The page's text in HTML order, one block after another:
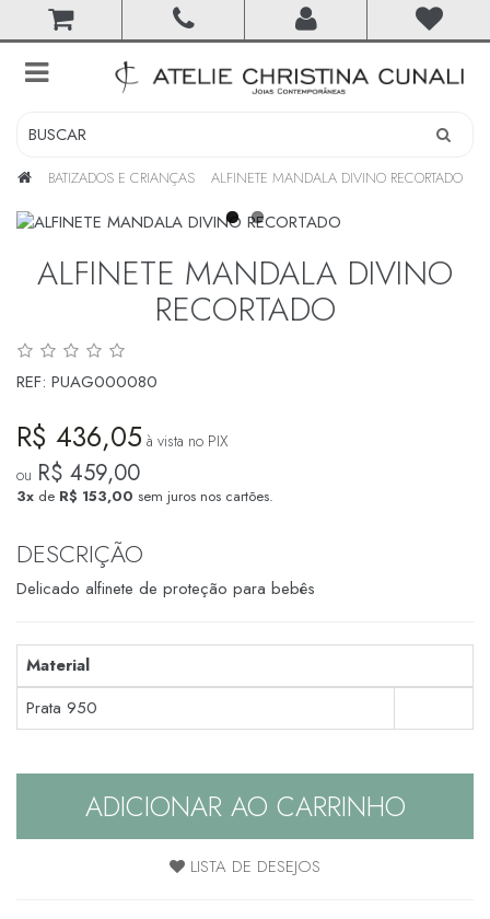
toggle
BATIZADOS E CRIANÇAS ALFINETE MANDALA DIVINO RECORTADO
ALFINETE MANDALA DIVINO
RECORTADO
REF: PUAG000080
R$ 436,05 à vista no PIX
ou R$ 459,00
3x de R$ 153,00 sem juros nos cartões.
DESCRIÇÃO
Delicado alfinete de proteção para bebês
Material
Prata 950
ADICIONAR AO CARRINHO
LISTA DE DESEJOS